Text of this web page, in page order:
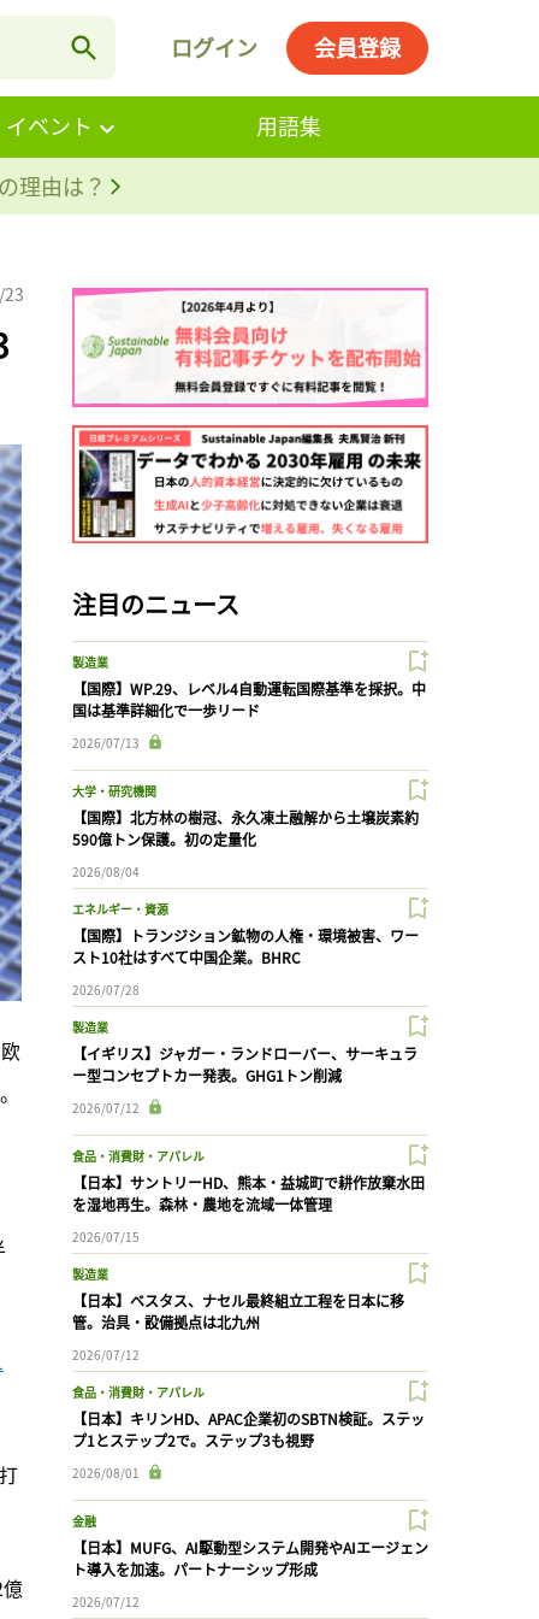
ログイン 会員登録
ベント
用語集
理由は？
注目のニュース
製造業
【国際】WP.29、レベル4自動運転国際基準を採択。中
国は基準詳細化で一歩リード
2026/07/13
大学・研究機関
【国際】北方林の樹冠、永久凍土融解から土壌炭素約
590億トン保護。初の定量化
2026/08/04
エネルギー・資源
【国際】トランジション鉱物の人権・環境被害、ワー
スト10社はすべて中国企業。BHRC
2026/07/28
製造業
【イギリス】ジャガー・ランドローバー、サーキュラ
ー型コンセプトカー発表。GHG1トン削減
2026/07/12
食品・消費財・アパレル
【日本】サントリーHD、熊本・益城町で耕作放棄水田
を湿地再生。森林・農地を流域一体管理
2026/07/15
製造業
【日本】ベスタス、ナセル最終組立工程を日本に移
管。治具・設備拠点は北九州
2026/07/12
食品・消費財・アパレル
【日本】キリンHD、APAC企業初のSBTN検証。ステッ
プ1とステップ2で。ステップ3も視野
2026/08/01
金融
【日本】MUFG、AI駆動型システム開発やAIエージェン
ト導入を加速。パートナーシップ形成
2026/07/12